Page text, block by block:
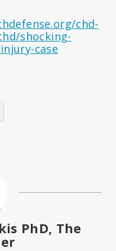
chd-
shocking-
case
PhD, The